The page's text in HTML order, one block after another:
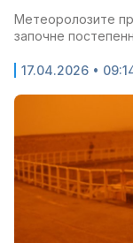
Метеоролозите
започне
17.04.2026 •